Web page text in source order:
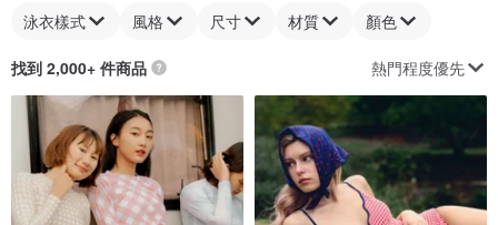
泳衣樣式 風格 尺寸 材質 顏色
找到 2,000+ 件商品 熱門程度優先